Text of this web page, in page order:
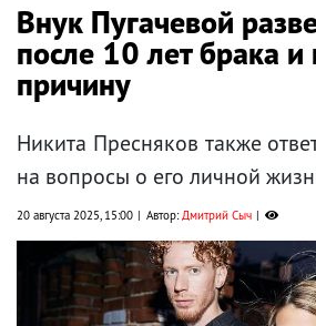
Внук Пугачевой
после 10 лет брака и
причину
Никита Пресняков также
на вопросы о его личной
20 августа 2025, 15:00 Автор:Дмитрий Сыч